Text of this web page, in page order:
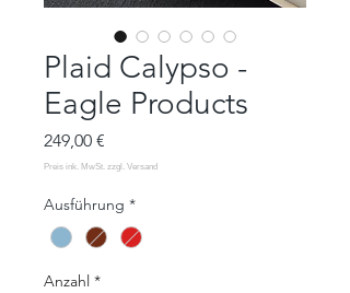
Plaid Calypso -
Eagle Products
249,00 €
Ausführung *
Anzahl *